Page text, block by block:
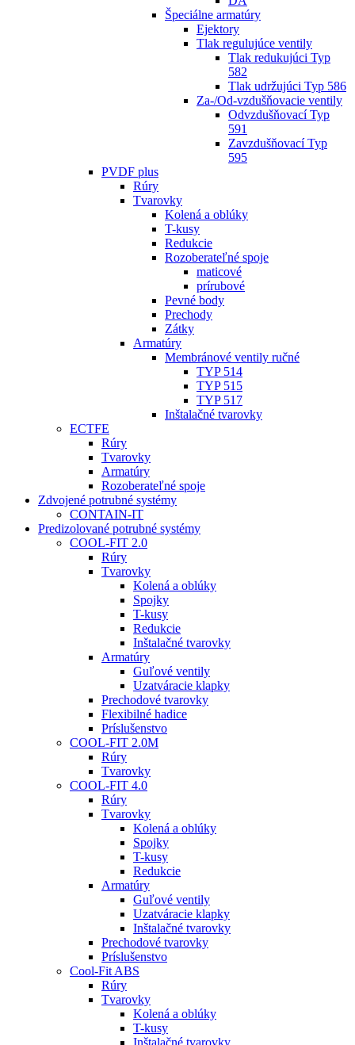
Špeciálne armatúry
Ejektory
Tlak regulujúce ventily
Tlak redukujúci Typ
582
Tlak udržujúci Typ 586
Za-/Od-vzdušňovacie ventily
Odvzdušňovací Typ
591
Zavzdušňovací Typ
595
PVDF plus
Rúry
Tvarovky
Kolená a oblúky
T-kusy
Redukcie
Rozoberateľné spoje
maticové
prírubové
Pevné body
Prechody
Zátky
Armatúry
Membránové ventily ručné
TYP 514
TYP 515
TYP 517
Inštalačné tvarovky
ECTFE
Rúry
Tvarovky
Armatúry
Rozoberateľné spoje
Zdvojené potrubné systémy
CONTAIN-IT
Predizolované potrubné systémy
COOL-FIT 2.0
Rúry
Tvarovky
Kolená a oblúky
Spojky
T-kusy
Redukcie
Inštalačné tvarovky
Armatúry
Guľové ventily
Uzatváracie klapky
Prechodové tvarovky
Flexibilné hadice
Príslušenstvo
COOL-FIT 2.0M
Rúry
Tvarovky
COOL-FIT 4.0
Rúry
Tvarovky
Kolená a oblúky
Spojky
T-kusy
Redukcie
Armatúry
Guľové ventily
Uzatváracie klapky
Inštalačné tvarovky
Prechodové tvarovky
Príslušenstvo
Cool-Fit ABS
Rúry
Tvarovky
Kolená a oblúky
T-kusy
Inštalačné tvarovky